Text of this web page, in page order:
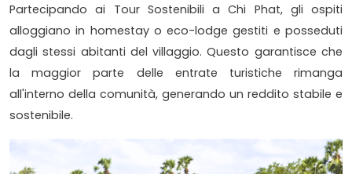
Partecipando ai Tour Sostenibili a Chi Phat, gli ospiti
alloggiano in homestay o eco-lodge gestiti e posseduti
dagli stessi abitanti del villaggio. Questo garantisce che
la maggior parte delle entrate turistiche rimanga
all'interno della comunità, generando un reddito stabile e
sostenibile.